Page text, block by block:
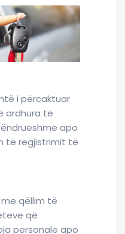
i përcaktuar
ardhura të
apo
të regjistrimit të
qëllim të
që
personale apo